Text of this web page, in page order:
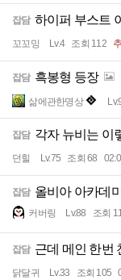
잡담 하이퍼 부스트
꼬꼬밍 Lv.4 조회 112
잡담 흑봉형 등장
삶에관한명상
잡담 각자 뉴비는 이
던힐 Lv.75 조회 68
잡담 올비아 아카데
커버링 Lv.88 조회
잡담 근데 메인 한번
닭달귀 Lv.33 조회 105